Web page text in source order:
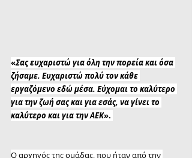
«Σας ευχαριστώ για όλη την πορεία και όσα
ζήσαμε. Ευχαριστώ πολύ τον κάθε
εργαζόμενο εδώ μέσα. Εύχομαι το καλύτερο
για την ζωή σας και για εσάς, να γίνει το
καλύτερο και για την ΑΕΚ».
Ο αρχηγός της ομάδας, που ήταν από την